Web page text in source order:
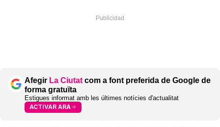
Afegir La Ciutat com a font preferida de Google de
forma gratuïta
Estigues informat amb les últimes notícies d'actualitat
ACTIVAR ARA